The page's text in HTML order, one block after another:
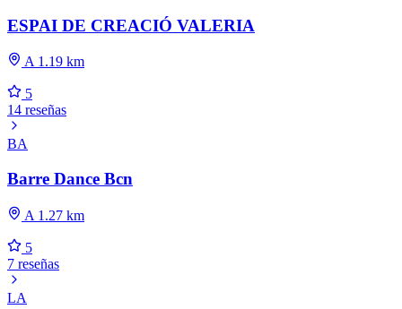
ESPAI DE CREACIÓ VALERIA
A 1.19 km
5
14 reseñas
BA
Barre Dance Bcn
A 1.27 km
5
7 reseñas
LA